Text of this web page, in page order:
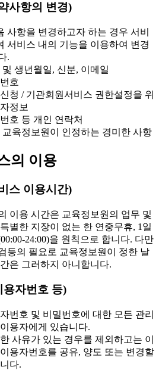
사항의 변경)
사항을 변경하고자 하는 경우 서비
서비스 내의 기능을 이용하여 변경
.
생년월일, 신분, 이메일
호
청 / 기관회원서비스 권한설정을 위
정보
호 등 개인 연락처
육정보원이 인정하는 경미한 사항
의 이용
스 이용시간)
이용 시간은 교육정보원의 업무 및
별한 지장이 없는 한 연중무휴, 1일
24:00)을 원칙으로 합니다. 다만
등의 필요로 교육정보원이 정한 날
은 그러하지 아니합니다.
용자번호 등)
번호 및 비밀번호에 대한 모든 관리
용자에게 있습니다.
사유가 있는 경우를 제외하고는 이
용자번호를 공유, 양도 또는 변경할
다.